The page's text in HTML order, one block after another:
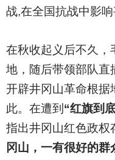
战,在全国抗战中影响
在秋收起义后不久，
地，随后带领部队直
开辟井冈山革命根据
此。在遭到 “红旗到
指出井冈山红色政权
冈山，一有很好的